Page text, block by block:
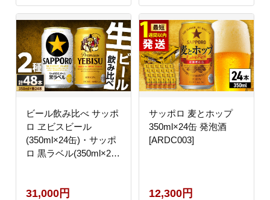
ビール飲み比べ サッポ
ロ ヱビスビール
(350ml×24缶)・サッポ
ロ 黒ラベル(350ml×24
商店 ビールセット 飲み
31,000円
サッポロ 麦とホップ
350ml×24缶 発泡酒
[ARDC003]
12,300円